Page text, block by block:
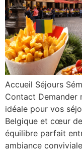
Accueil Séjours
Contact Demander
idéale pour vos
Belgique et cœur
équilibre parfait
ambiance